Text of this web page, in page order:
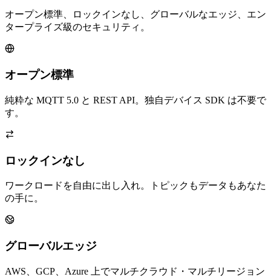
オープン標準、ロックインなし、グローバルなエッジ、エン
タープライズ級のセキュリティ。
オープン標準
純粋な MQTT 5.0 と REST API。独自デバイス SDK は不要で
す。
ロックインなし
ワークロードを自由に出し入れ。トピックもデータもあなた
の手に。
グローバルエッジ
AWS、GCP、Azure 上でマルチクラウド・マルチリージョン